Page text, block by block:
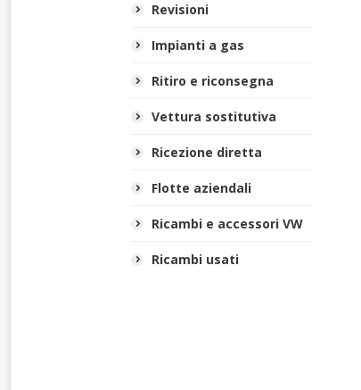
Revisioni
Impianti a gas
Ritiro e riconsegna
Vettura sostitutiva
Ricezione diretta
Flotte aziendali
Ricambi e accessori VW
Ricambi usati